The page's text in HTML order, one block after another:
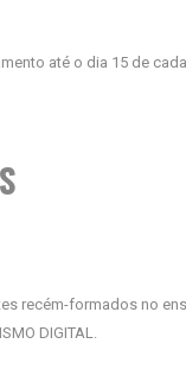
até o dia 15 de
recém-formados no
DIGITAL.